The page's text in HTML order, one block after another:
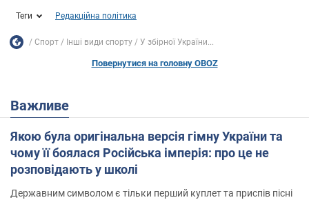
Теги Редакційна політика
Спорт Інші види спорту У збірної України...
Повернутися на головну OBOZ
Важливе
Якою була оригінальна версія гімну України та
чому її боялася Російська імперія: про це не
розповідають у школі
Державним символом є тільки перший куплет та приспів пісні